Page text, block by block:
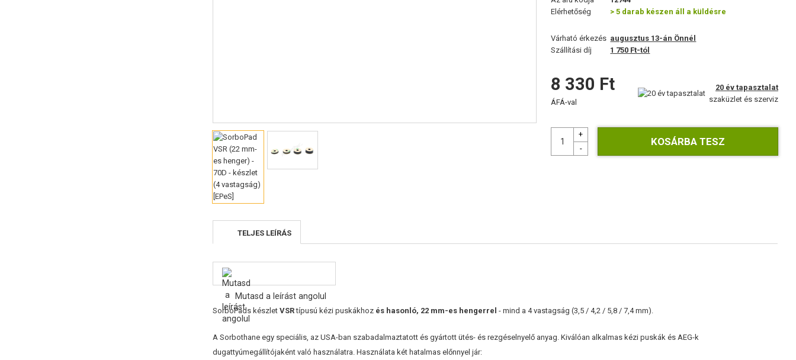
Elérhetőség
> 5 darab készen áll a küldésre
Várható érkezés augusztus 13-án Önnél
Szállítási díj
1 750 Ft-tól
8 330 Ft
ÁFÁ-val
20 év tapasztalat
szaküzlet és szerviz
TELJES LEÍRÁS
Mutasd a leírást angolul
SorboPads készletVSRtípusú kézi puskákhoz és hasonló, 22 mm-es hengerrel - mind a 4 vastagság (3,5 / 4,2 / 5,8 / 7,4 mm).
A Sorbothane egy speciális, az USA-ban szabadalmaztatott és gyártott ütés- és rezgéselnyelő anyag. Kiválóan alkalmas kézi puskák és AEG-k
dugattyúmegállítójaként való használatra. Használata két hatalmas előnnyel jár: